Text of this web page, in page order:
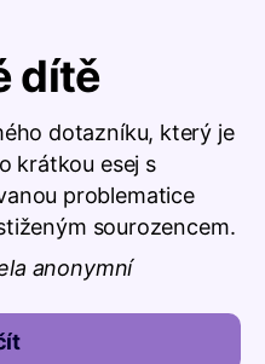
dítě
dotazníku, který je
krátkou esej s
problematice
sourozencem.
anonymní